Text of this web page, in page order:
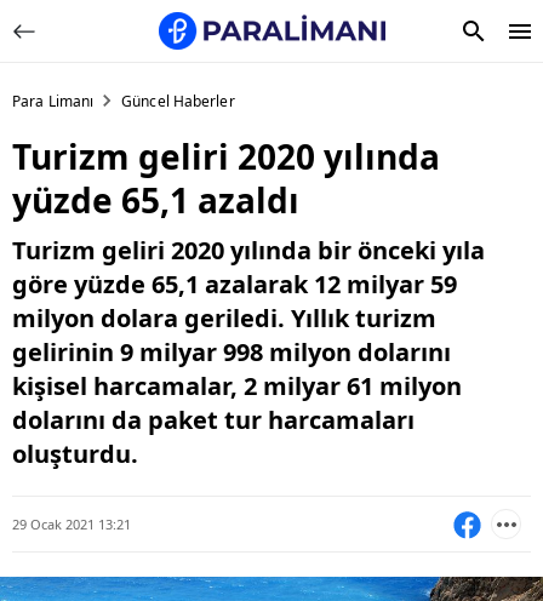
Para Limanı Güncel Haberler
Turizm geliri 2020 yılında
yüzde 65,1 azaldı
Turizm geliri 2020 yılında bir önceki yıla
göre yüzde 65,1 azalarak 12 milyar 59
milyon dolara geriledi. Yıllık turizm
gelirinin 9 milyar 998 milyon dolarını
kişisel harcamalar, 2 milyar 61 milyon
dolarını da paket tur harcamaları
oluşturdu.
29 Ocak 2021 13:21